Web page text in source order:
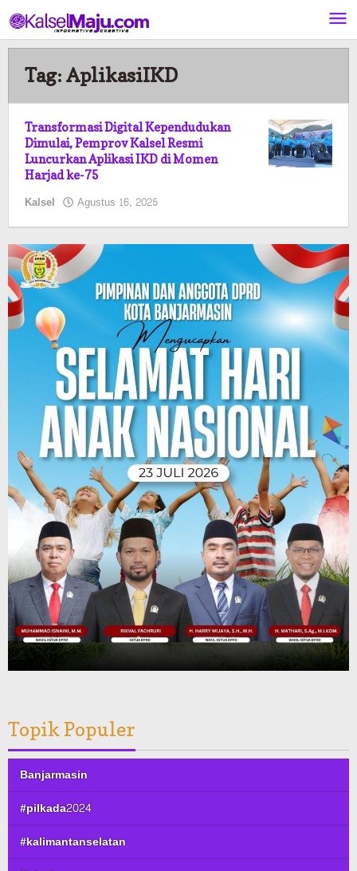
ke
konten
Tag: AplikasiIKD
Transformasi Digital Kependudukan
Dimulai, Pemprov Kalsel Resmi
Luncurkan Aplikasi IKD di Momen
Harjad ke-75
Kalsel Agustus 16, 2025
Topik Populer
Banjarmasin
#pilkada2024
#kalimantanselatan